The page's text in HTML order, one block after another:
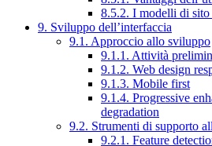
8.5.2. I modelli di
9. Sviluppo dell’interfaccia
9.1. Approccio allo sviluppo
9.1.1. Attività
9.1.2. Web design
9.1.3. Mobile first
9.1.4. Progressive
degradation
9.2. Strumenti di supporto
9.2.1. Feature